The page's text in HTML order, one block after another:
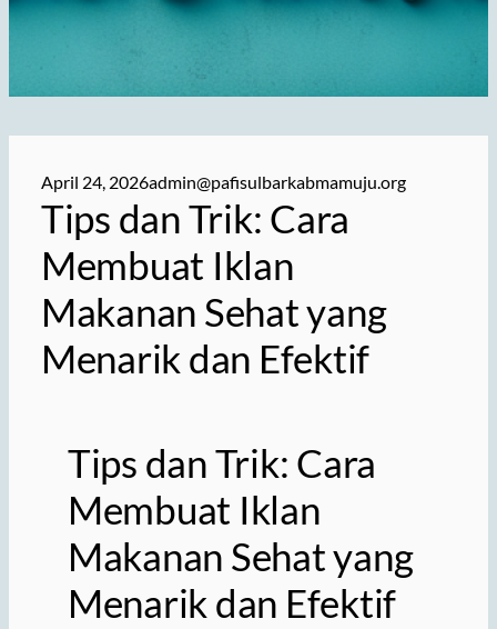
April 24, 2026admin@pafisulbarkabmamuju.org
Tips dan Trik: Cara
Membuat Iklan
Makanan Sehat yang
Menarik dan Efektif
Tips dan Trik: Cara
Membuat Iklan
Makanan Sehat yang
Menarik dan Efektif